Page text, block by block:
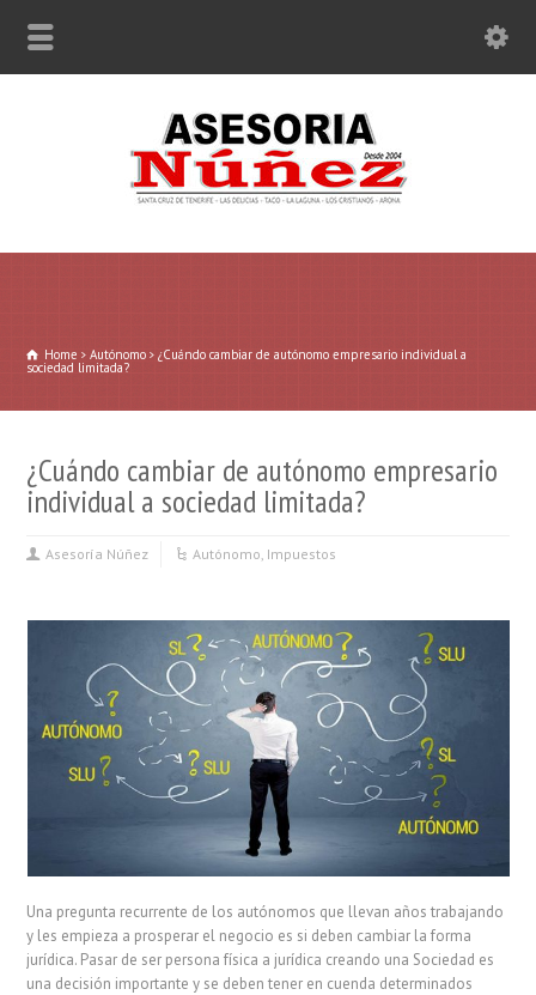
Home Autónomo ¿Cuándo cambiar de autónomo empresario individual a
sociedad limitada?
¿Cuándo cambiar de autónomo empresario
individual a sociedad limitada?
Asesoría Núñez Autónomo, Impuestos
Una pregunta recurrente de los autónomos que llevan años trabajando
y les empieza a prosperar el negocio es si deben cambiar la forma
jurídica. Pasar de ser persona física a jurídica creando una Sociedad es
una decisión importante y se deben tener en cuenda determinados